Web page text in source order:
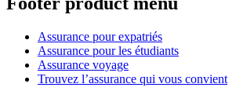
Assurance pour expatriés
Assurance pour les étudiants
Assurance voyage
Trouvez l’assurance qui vous convient